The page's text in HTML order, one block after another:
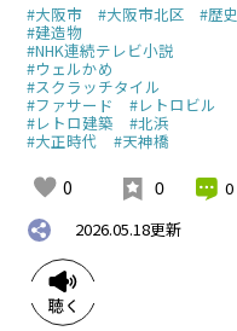
#大阪市 #大阪市北区 #歴史
#建造物
#NHK連続テレビ小説
#ウェルかめ
#スクラッチタイル
#ファサード #レトロビル
#レトロ建築 #北浜
#大正時代 #天神橋
0 0
0
2026.05.18更新